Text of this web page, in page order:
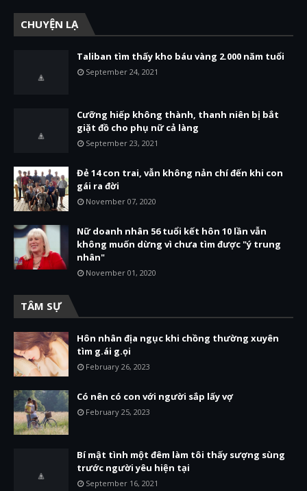
CHUYỆN LẠ
Taliban tìm thấy kho báu vàng 2.000 năm tuổi
September 24, 2021
Cưỡng hiếp không thành, thanh niên bị bắt
giặt đồ cho phụ nữ cả làng
September 23, 2021
Đẻ 14 con trai, vẫn không nản chí đến khi con
gái ra đời
November 07, 2020
Nữ doanh nhân 56 tuổi kết hôn 10 lần vẫn
không muốn dừng vì chưa tìm được "ý trung
nhân"
November 01, 2020
TÂM SỰ
Hôn nhân địa ngục khi chồng thường xuyên
tìm g.ái g.ọi
February 26, 2023
Có nên có con với người sắp lấy vợ
February 25, 2023
Bí mật tình một đêm làm tôi thấy sượng sùng
trước người yêu hiện tại
September 16, 2021